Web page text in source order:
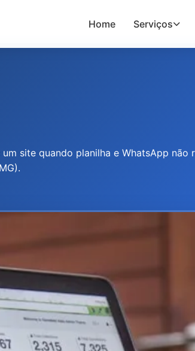
Home Serviços
site quando planilha e WhatsApp não